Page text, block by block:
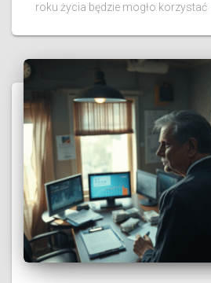
roku życia będzie mogło korzystać